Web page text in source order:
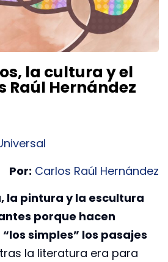
la cultura y el
Raúl Hernández
Por: Carlos Raúl Hernández
la pintura y la escultura
porque hacen
simples” los pasajes
la literatura era para